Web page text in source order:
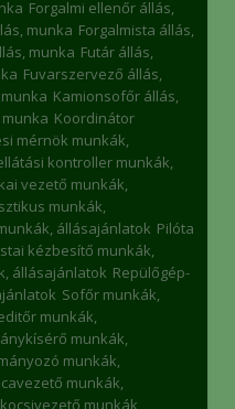
Forgalmi ellenőr állás,
munka Forgalmista állás,
munka Futár állás,
Fuvarszervező állás,
Kamionsofőr állás,
Koordinátor
mérnök munkák,
kontroller munkák,
vezető munkák,
munkák,
állásajánlatok Pilóta
kézbesítő munkák,
állásajánlatok Repülőgép-
Sofőr munkák,
munkák,
munkák,
munkák,
munkák,
munkák,